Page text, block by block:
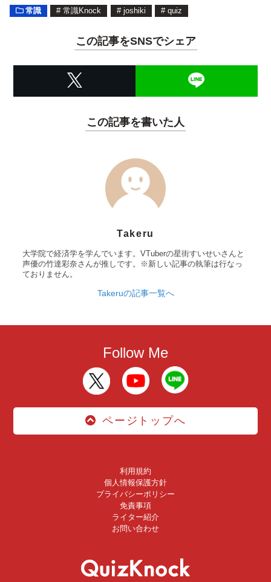
常識 # 常識Knock # joshiki # quiz
この記事をSNSでシェア
この記事を書いた人
Takeru
大学院で経済学を学んでいます。VTuberの星街すいせいさんと
声優の竹達彩奈さんが推しです。※新しい記事の執筆は行なっ
ておりません。
Takeruの記事一覧へ
Follow Me
ページトップへ
利用規約
個人情報保護方針
プライバシーポリシー
免責事項
ライター紹介
お問い合わせ